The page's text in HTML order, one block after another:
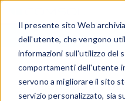
Il presente sito Web
dell'utente, che vengono
informazioni sull'utilizzo del
comportamenti dell'utente
servono a migliorare il sito
servizio personalizzato, sia
Discussion